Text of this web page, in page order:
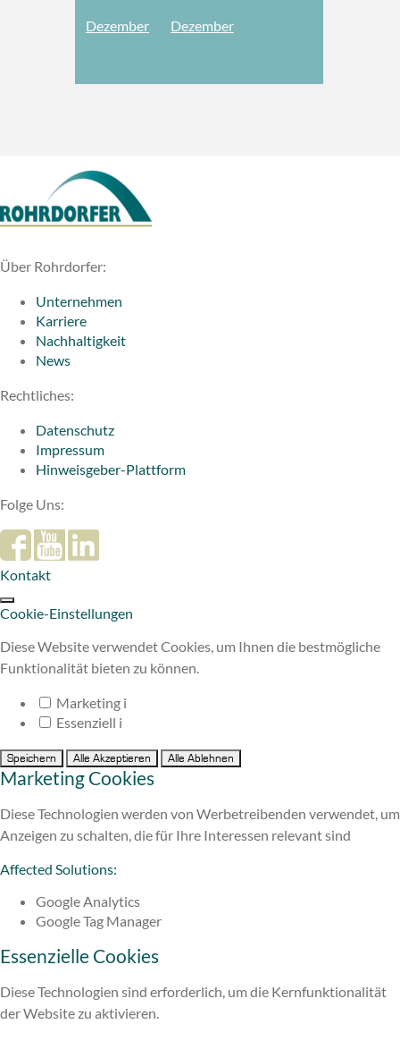
Dezember Dezember
Über Rohrdorfer:
Unternehmen
Karriere
Nachhaltigkeit
News
Rechtliches:
Datenschutz
Impressum
Hinweisgeber-Plattform
Folge Uns:
Kontakt
Cookie-Einstellungen
Diese Website verwendet Cookies, um Ihnen die bestmögliche
Funktionalität bieten zu können.
Marketing i
Essenziell i
Speichern Alle Akzeptieren Alle Ablehnen
Marketing Cookies
Diese Technologien werden von Werbetreibenden verwendet, um
Anzeigen zu schalten, die für Ihre Interessen relevant sind
Affected Solutions:
Google Analytics
Google Tag Manager
Essenzielle Cookies
Diese Technologien sind erforderlich, um die Kernfunktionalität
der Website zu aktivieren.